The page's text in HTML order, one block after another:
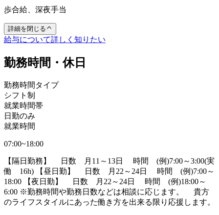
歩合給、深夜手当
詳細を閉じる
給与について詳しく知りたい
勤務時間・休日
勤務時間タイプ
シフト制
就業時間帯
日勤のみ
就業時間
07:00~18:00
【隔日勤務】 日数 月11～13日 時間 (例)7:00～3:00(実
働 16h) 【昼日勤】 日数 月22～24日 時間 (例)7:00～
18:00 【夜日勤】 日数 月22～24日 時間 (例)18:00～
6:00 ※勤務時間や勤務日数などは相談に応じます。 貴方
のライフスタイルにあった働き方を出来る限り応援します。